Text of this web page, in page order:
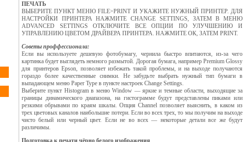
ПЕЧАТЬ
ВЫБЕРИТЕ ПУНКТ МЕНЮ FILE>PRINT И УКАЖИТЕ НУЖНЫЙ ПРИНТЕР. ДЛЯ
НАСТРОЙКИ ПРИНТЕРА НАЖМИТЕ CHANGE SETTINGS, ЗАТЕМ В МЕНЮ
ADVANCED SETTINGS ОТКЛЮЧИТЕ ВСЕ ОПЦИИ ПО УЛУЧШЕНИЮ И
УПРАВЛЕНИЮ ЦВЕТОМ ДРАЙВЕРА ПРИНТЕРА. НАЖМИТЕ ОК, ЗАТЕМ PRINT.
Советы проффессионала:
Если вы используете дешевую фотобумагу, чернила быстро впитаются, из-за чего
картинка будет выглядеть немного размытой. Дорогая бумага, например Premium Glossy
для принтеров Epson, позволяет избежать такой проблемы, и на выходе получаются
гораздо более качественные снимки. Не забудьте выбрать нужный тип бумаги в
выпадающем меню Paper Type в пункте настроек Change Settings.
Выберите пункт Histogram в меню Window — яркие и темные области, выходящие за
границы динамического диапазона, на гистограмме будут представлены пиками или
резкими обрывами по краям шкалы. Опция Channel позволяет выяснить, в каком из
трех цветовых каналов наибольшие потери. Если во всех трех, то мы получим на выходе
чисто белый или черный цвет. Если не во всех — некоторые детали все же будут
различимы.
Подготовка к печати чёрно белого изображения